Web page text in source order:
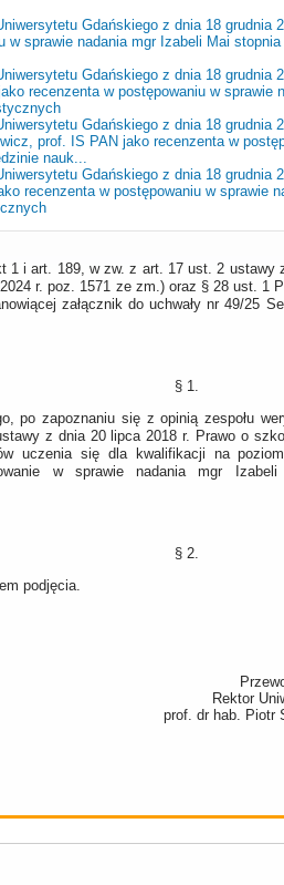
Gdańskiego z dnia 18 grudnia
w sprawie nadania mgr Izabeli Mai
Gdańskiego z dnia 18 grudnia
recenzenta w postępowaniu w sprawie
Gdańskiego z dnia 18 grudnia
prof. IS PAN jako recenzenta w
nauk...
Gdańskiego z dnia 18 grudnia
recenzenta w postępowaniu w sprawie
1 i art. 189, w zw. z art. 17 ust. 2 ustawy
r. poz. 1571 ze zm.) oraz § 28 ust. 1
załącznik do uchwały nr 49/25
§ 1.
po zapoznaniu się z opinią zespołu
z dnia 20 lipca 2018 r. Prawo o
uczenia się dla kwalifikacji na
w sprawie nadania mgr
§ 2.
podjęcia.
Rektor
prof. dr hab. Piotr